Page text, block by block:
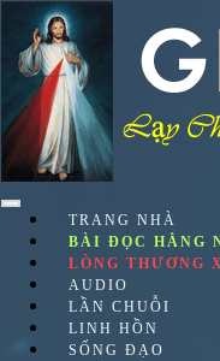
content
TRANG NHÀ
BÀI ĐỌC HẰNG
LÒNG THƯƠNG
AUDIO
LẦN CHUỖI
LINH HỒN
SỐNG ĐẠO